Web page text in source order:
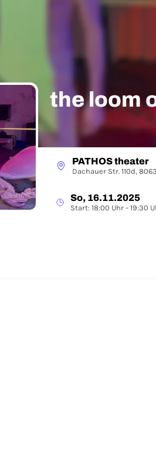
the loom
PATHOS theater
Dachauer Str. 110d,
So, 16.11.2025
Start: 18:00 Uhr - 19:30